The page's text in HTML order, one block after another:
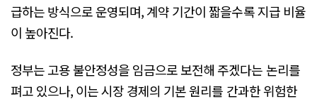
급하는 방식으로 운영되며, 계약 기간이 짧을수록 지급 비율
이 높아진다.
정부는 고용 불안정성을 임금으로 보전해 주겠다는 논리를
펴고 있으나, 이는 시장 경제의 기본 원리를 간과한 위험한